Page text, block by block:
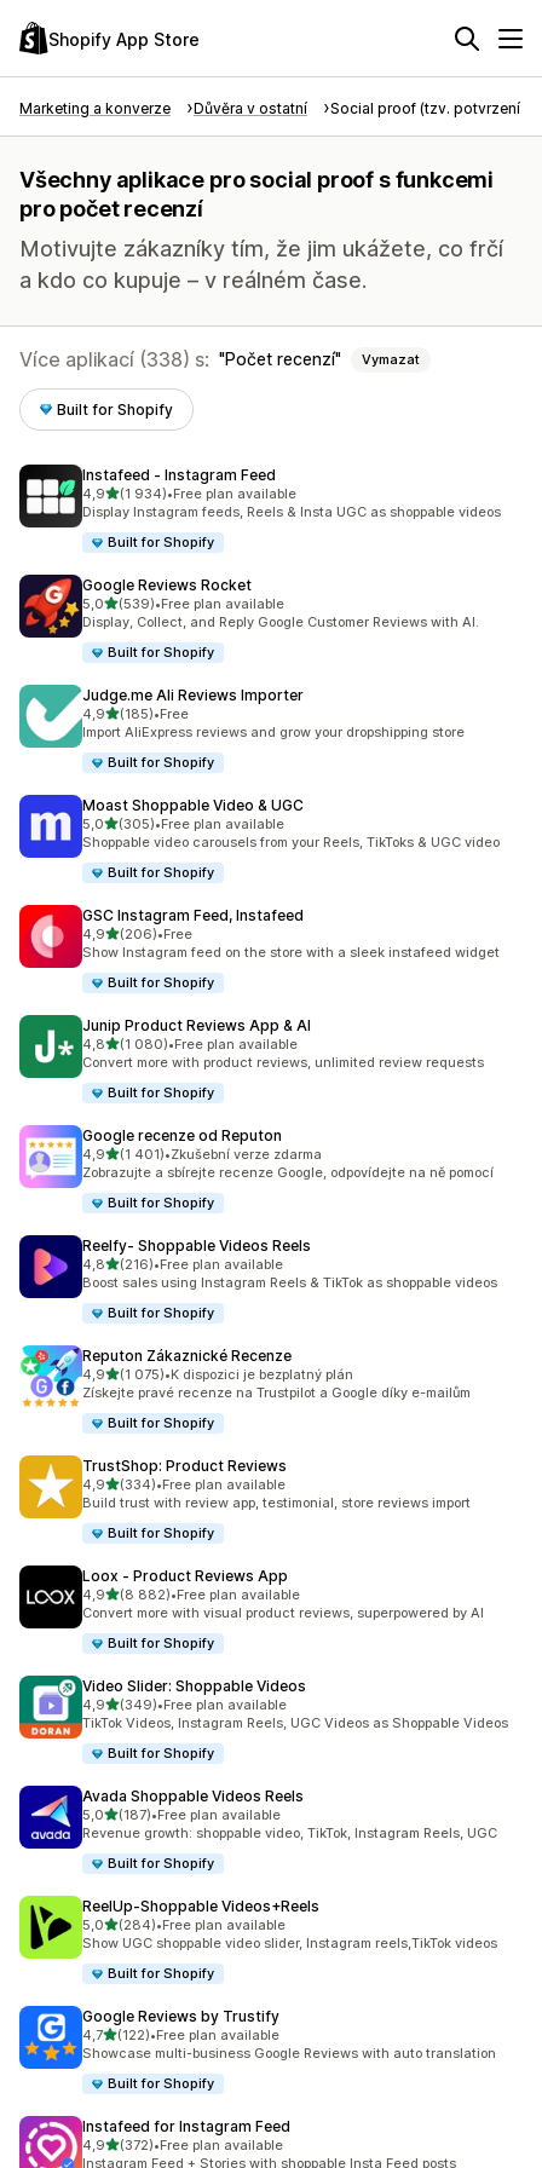
Shopify App Store
Marketing a konverze Důvěra v ostatní Social proof (tzv. potvrzení
Všechny aplikace pro social proof s funkcemi
pro počet recenzí
Motivujte zákazníky tím, že jim ukážete, co frčí
a kdo co kupuje – v reálném čase.
Více aplikací (338) s: Počet recenzí Vymazat
Built for Shopify
Instafeed ‑ Instagram Feed
4,9z 5 hvězd
(1 934)
Celkový počet recenzí: 1934
•Free plan available
Display Instagram feeds, Reels & Insta UGC as shoppable videos
Built for Shopify
Google Reviews Rocket
5,0z 5 hvězd
(539)
Celkový počet recenzí: 539
•Free plan available
Display, Collect, and Reply Google Customer Reviews with AI.
Built for Shopify
Judge.me Ali Reviews Importer
4,9z 5 hvězd
(185)
Celkový počet recenzí: 185
•Free
Import AliExpress reviews and grow your dropshipping store
Built for Shopify
Moast Shoppable Video & UGC
5,0z 5 hvězd
(305)
Celkový počet recenzí: 305
•Free plan available
Shoppable video carousels from your Reels, TikToks & UGC video
Built for Shopify
GSC Instagram Feed, Instafeed
4,9z 5 hvězd
(206)
Celkový počet recenzí: 206
•Free
Show Instagram feed on the store with a sleek instafeed widget
Built for Shopify
Junip Product Reviews App & AI
4,8z 5 hvězd
(1 080)
Celkový počet recenzí: 1080
•Free plan available
Convert more with product reviews, unlimited review requests
Built for Shopify
Google recenze od Reputon
4,9z 5 hvězd
(1 401)
Celkový počet recenzí: 1401
•Zkušební verze zdarma
Zobrazujte a sbírejte recenze Google, odpovídejte na ně pomocí
Built for Shopify
Reelfy‑ Shoppable Videos Reels
4,8z 5 hvězd
(216)
Celkový počet recenzí: 216
•Free plan available
Boost sales using Instagram Reels & TikTok as shoppable videos
Built for Shopify
Reputon Zákaznické Recenze
4,9z 5 hvězd
(1 075)
Celkový počet recenzí: 1075
•K dispozici je bezplatný plán
Získejte pravé recenze na Trustpilot a Google díky e-mailům
Built for Shopify
TrustShop: Product Reviews
4,9z 5 hvězd
(334)
Celkový počet recenzí: 334
•Free plan available
Build trust with review app, testimonial, store reviews import
Built for Shopify
Loox ‑ Product Reviews App
4,9z 5 hvězd
(8 882)
Celkový počet recenzí: 8882
•Free plan available
Convert more with visual product reviews, superpowered by AI
Built for Shopify
Video Slider: Shoppable Videos
4,9z 5 hvězd
(349)
Celkový počet recenzí: 349
•Free plan available
TikTok Videos, Instagram Reels, UGC Videos as Shoppable Videos
Built for Shopify
Avada Shoppable Videos Reels
5,0z 5 hvězd
(187)
Celkový počet recenzí: 187
•Free plan available
Revenue growth: shoppable video, TikTok, Instagram Reels, UGC
Built for Shopify
ReelUp‑Shoppable Videos+Reels
5,0z 5 hvězd
(284)
Celkový počet recenzí: 284
•Free plan available
Show UGC shoppable video slider, Instagram reels,TikTok videos
Built for Shopify
Google Reviews by Trustify
4,7z 5 hvězd
(122)
Celkový počet recenzí: 122
•Free plan available
Showcase multi-business Google Reviews with auto translation
Built for Shopify
Instafeed for Instagram Feed
4,9z 5 hvězd
(372)
Celkový počet recenzí: 372
•Free plan available
Instagram Feed + Stories with shoppable Insta Feed posts